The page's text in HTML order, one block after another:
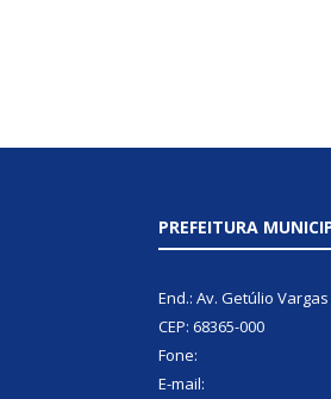
PREFEITURA
End.: Av. Getúlio Vargas
CEP: 68365-000
Fone:
E-mail: